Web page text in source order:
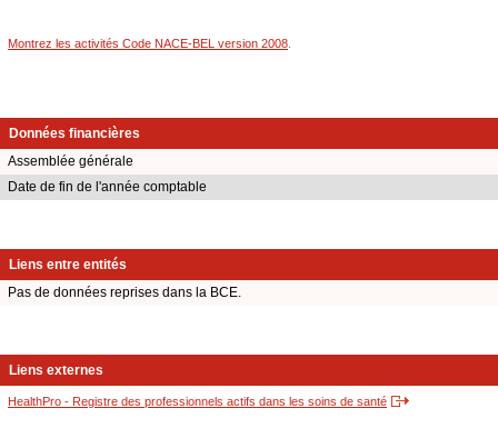
Montrez les activités Code NACE-BEL version 2008
Données financières
Assemblée générale
Date de fin de l'année comptable
Liens entre entités
Pas de données reprises dans la BCE.
Liens externes
HealthPro - Registre des professionnels actifs dans les soins de santé